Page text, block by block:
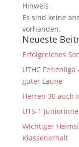
Hinweis
Es sind keine
vorhanden.
Neueste
Erfolgreiches
UTHC
guter Laune
Herren 30 auch
U15-1
Wichtiger
Klassenerhalt